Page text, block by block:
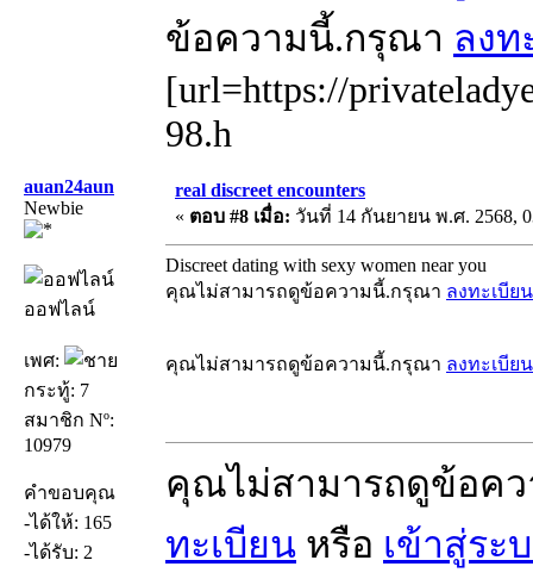
ข้อความนี้.กรุณา ลงท
[url=https://
98.h
auan24aun
Newbie
ออฟไลน์
เพศ:
กระทู้: 7
สมาชิก Nº:
10979
คำขอบคุณ
-ได้ให้: 165
-ได้รับ: 2
real discreet encounters
« ตอบ #8 เมื่อ: วันที่ 14 กันยายน พ.ศ. 2568,
Discreet dating with sexy women near you
คุณไม่สามารถดูข้อความนี้.กรุณา ลงทะเบียน
คุณไม่สามารถดูข้อความนี้.กรุณา ลงทะเบียน
คุณไม่สามารถดูข้อค
ทะเบียน หรือ เข้าสู่ระ